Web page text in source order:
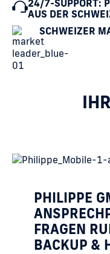
24/7-SUPPORT:
AUS DER
SCHWEIZER
PHILIPPE
FRAGEN
BACKUP &